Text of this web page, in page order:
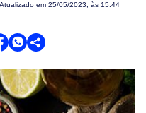
em 25/05/2023, às 15:44